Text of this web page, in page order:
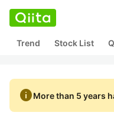
Trend Stock List
infoMore than 5 years